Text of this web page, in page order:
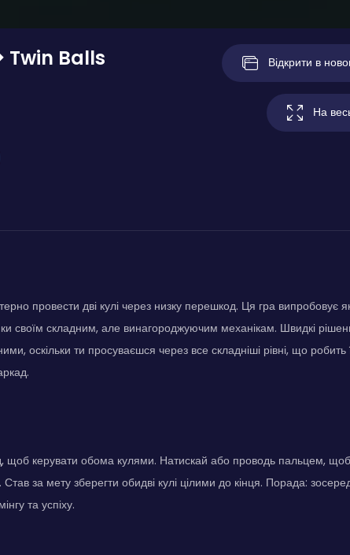
Twin Balls Відкрити в
На
провести дві кулі через низку перешкод. Ця гра випробовує
своїм складним, але винагороджуючим механікам. Швидкі
оскільки ти просуваєшся через все складніші рівні, що робить
щоб керувати обома кулями. Натискай або проводь пальцем, щоб
за мету зберегти обидві кулі цілими до кінця. Порада:
та успіху.